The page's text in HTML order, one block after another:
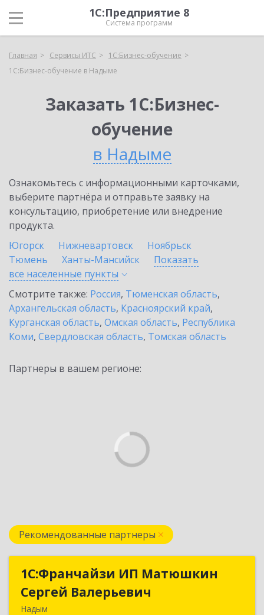
1С:Предприятие 8
Система программ
Главная Сервисы ИТС
1С:Бизнес-обучение
1С:Бизнес-обучение в Надыме
Заказать 1С:Бизнес-
обучение
в Надыме
Ознакомьтесь с информационными карточками,
выберите партнёра и отправьте заявку на
консультацию, приобретение или внедрение
продукта.
Югорск
Нижневартовск
Ноябрьск
Тюмень
Ханты-Мансийск
Показать
все населенные пункты
Смотрите также: Россия, Тюменская область,
Архангельская область, Красноярский край,
Курганская область, Омская область, Республика
Коми, Свердловская область, Томская область
Партнеры в вашем регионе:
Рекомендованные партнеры
1С:Франчайзи ИП Матюшкин
Сергей Валерьевич
Надым
1С:Франчайзи ИП Матюшкин
Сергей Валерьевич